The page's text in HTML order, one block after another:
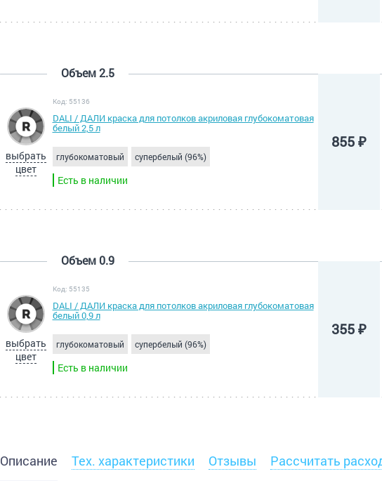
Объем 2.5
выбрать
цвет
Код: 55136
DALI / ДАЛИ краска для потолков акриловая глубокоматовая
белый 2,5 л
глубокоматовый супербелый (96%)
Есть в наличии
855 ₽
Объем 0.9
выбрать
цвет
Код: 55135
DALI / ДАЛИ краска для потолков акриловая глубокоматовая
белый 0,9 л
глубокоматовый супербелый (96%)
Есть в наличии
355 ₽
Описание Тех. характеристики Отзывы Рассчитать